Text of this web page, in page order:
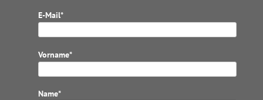
E-Mail*
Vorname*
Name*